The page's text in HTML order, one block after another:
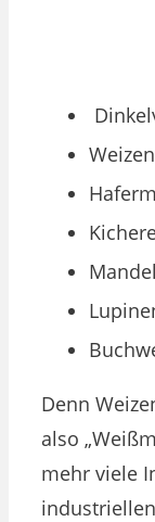
Denn
also
mehr viele